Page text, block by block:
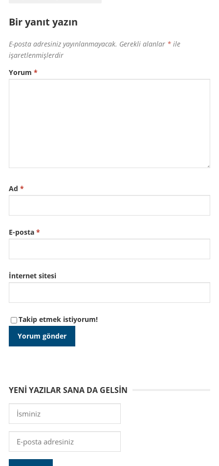
Bir yanıt yazın
E-posta adresiniz yayınlanmayacak. Gerekli alanlar *ile
işaretlenmişlerdir
Yorum *
Ad *
E-posta *
İnternet sitesi
Takip etmek istiyorum!
YENI YAZILAR SANA DA GELSIN